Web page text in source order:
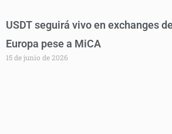
USDT seguirá vivo en exchanges
Europa pese a MiCA
15 de junio de 2026